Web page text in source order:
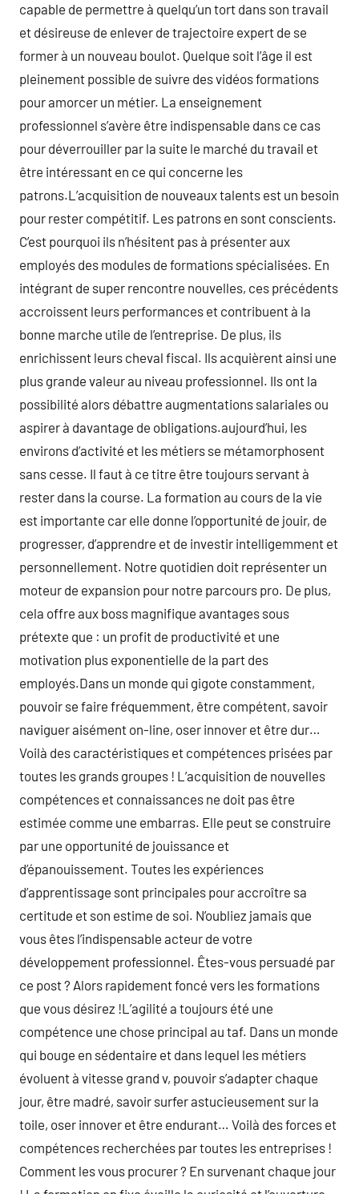
capable de permettre à quelqu’un tort dans son travail
et désireuse de enlever de trajectoire expert de se
former à un nouveau boulot. Quelque soit l’âge il est
pleinement possible de suivre des vidéos formations
pour amorcer un métier. La enseignement
professionnel s’avère être indispensable dans ce cas
pour déverrouiller par la suite le marché du travail et
être intéressant en ce qui concerne les
patrons.L’acquisition de nouveaux talents est un besoin
pour rester compétitif. Les patrons en sont conscients.
C’est pourquoi ils n’hésitent pas à présenter aux
employés des modules de formations spécialisées. En
intégrant de super rencontre nouvelles, ces précédents
accroissent leurs performances et contribuent à la
bonne marche utile de l’entreprise. De plus, ils
enrichissent leurs cheval fiscal. Ils acquièrent ainsi une
plus grande valeur au niveau professionnel. Ils ont la
possibilité alors débattre augmentations salariales ou
aspirer à davantage de obligations.aujourd’hui, les
environs d’activité et les métiers se métamorphosent
sans cesse. Il faut à ce titre être toujours servant à
rester dans la course. La formation au cours de la vie
est importante car elle donne l’opportunité de jouir, de
progresser, d’apprendre et de investir intelligemment et
personnellement. Notre quotidien doit représenter un
moteur de expansion pour notre parcours pro. De plus,
cela offre aux boss magnifique avantages sous
prétexte que : un profit de productivité et une
motivation plus exponentielle de la part des
employés.Dans un monde qui gigote constamment,
pouvoir se faire fréquemment, être compétent, savoir
naviguer aisément on-line, oser innover et être dur…
Voilà des caractéristiques et compétences prisées par
toutes les grands groupes ! L’acquisition de nouvelles
compétences et connaissances ne doit pas être
estimée comme une embarras. Elle peut se construire
par une opportunité de jouissance et
d’épanouissement. Toutes les expériences
d’apprentissage sont principales pour accroître sa
certitude et son estime de soi. N’oubliez jamais que
vous êtes l’indispensable acteur de votre
développement professionnel. Êtes-vous persuadé par
ce post ? Alors rapidement foncé vers les formations
que vous désirez !L’agilité a toujours été une
compétence une chose principal au taf. Dans un monde
qui bouge en sédentaire et dans lequel les métiers
évoluent à vitesse grand v, pouvoir s’adapter chaque
jour, être madré, savoir surfer astucieusement sur la
toile, oser innover et être endurant… Voilà des forces et
compétences recherchées par toutes les entreprises !
Comment les vous procurer ? En survenant chaque jour